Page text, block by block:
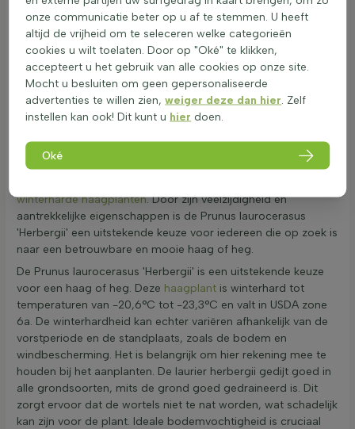
laurier herbergii relatief snel. Dit maakt hem ideaal voor het
snel creëren van een zichtdichte haag. De volwassen hoogte
van de plant is afhankelijk van hoe vaak en hoe goed hij wordt
gesnoeid. Door regelmatig te snoeien, kan de gewenste
hoogte en breedte eenvoudig worden behouden. De
opgaande groeiwijze en dichte vertakking zorgen ervoor dat
de haag snel zichtdicht wordt, wat privacy biedt in de tuin. De
goed bestand is tegen koude temperaturen. Dit maakt hem
geschikt voor gebruik in verschillende klimaten. Voor meer
winterharde haagplanten. Door zijn veelzijdigheid en
aantrekkelijke eigenschappen is de Prunus laurocerasus
'Herbergii' een uitstekende keuze voor iedereen die op zoek is
naar een betrouwbare en mooie haag of heg.
De Prunus laurocerasus 'Herbergii' is een uitstekende keuze
voor een haag of heg. Deze haagplant is winterhard tot
temperaturen van -20,6°C tot -23,3°C en valt in USDA zone
6a. De winterhardheid kan echter variëren afhankelijk van de
vorstperiode en de standplaats, zoals de bodem en
windbescherming. Het is belangrijk om hier rekening mee te
houden bij het aanplanten. De laurier herbergii gedijt goed in
alle grondsoorten, mits de grond goed gedraineerd is. Dit
zorgt ervoor dat de wortels niet te nat worden, wat schadelijk
kan zijn voor de plant. Ideale bodemvochtigheid is cruciaal
onze communicatie beter op u af te stemmen. U heeft
altijd de vrijheid om te seleceren welke categorieën
cookies u wilt toelaten. Door op "Oké" te klikken,
accepteert u het gebruik van alle cookies op onze site.
Mocht u besluiten om geen gepersonaliseerde
advertenties te willen zien,weiger deze dan hier . Zelf
instellen kan ook! Dit kunt u hier doen.
Oké